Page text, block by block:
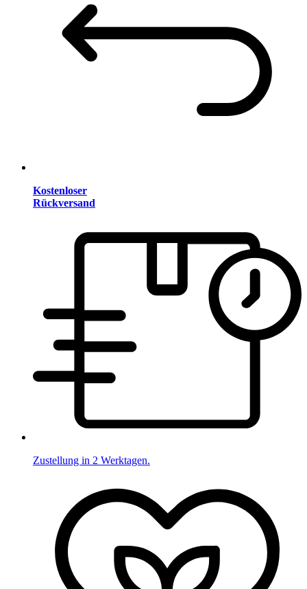
Kostenloser
Rückversand
Zustellung in 2 Werktagen.